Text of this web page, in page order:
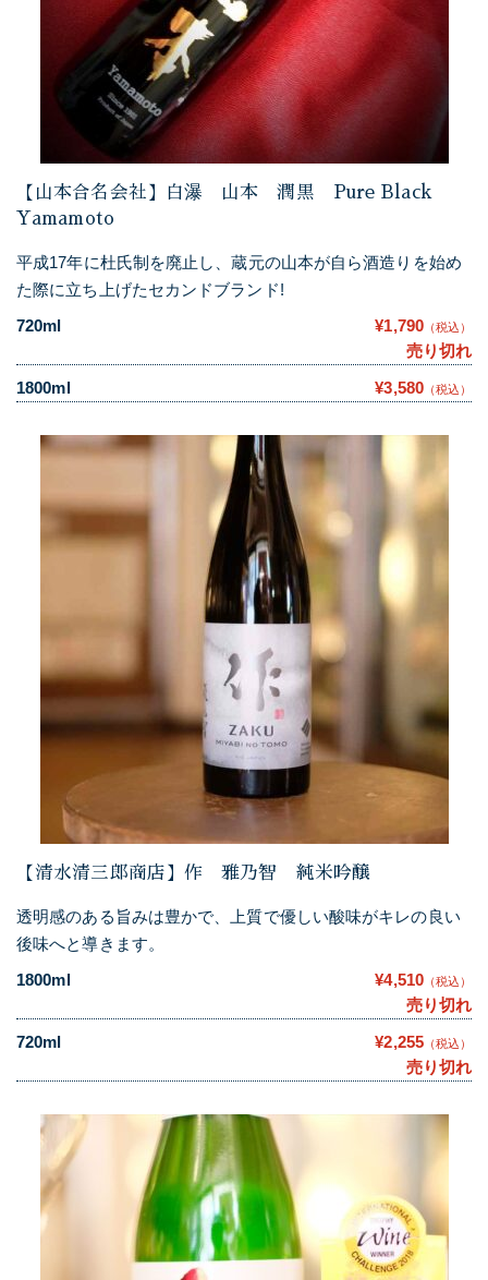
【山本合名会社】白瀑 山本 潤黒 Pure Black
Yamamoto
平成17年に杜氏制を廃止し、蔵元の山本が自ら酒造りを始め
た際に立ち上げたセカンドブランド!
720ml
¥1,790 （税込）
売り切れ
1800ml
¥3,580 （税込）
【清水清三郎商店】作 雅乃智 純米吟醸
透明感のある旨みは豊かで、上質で優しい酸味がキレの良い
後味へと導きます。
1800ml
¥4,510 （税込）
売り切れ
720ml
¥2,255 （税込）
売り切れ